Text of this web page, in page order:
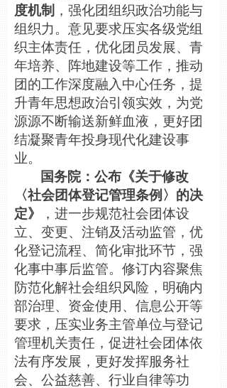
度机制 ，强化团组织政治功能与
组织力。意见要求压实各级党组
织主体责任，优化团员发展、青
年培养、阵地建设等工作，推动
团的工作深度融入中心任务，提
升青年思想政治引领实效，为党
源源不断输送新鲜血液，更好团
结凝聚青年投身现代化建设事
业。
国务院：公布《关于修改
〈社会团体登记管理条例〉的决
定》
，进一步规范社会团体设
立、变更、注销及活动监管，优
化登记流程、简化审批环节，强
化事中事后监管。修订内容聚焦
防范化解社会组织风险，明确内
部治理、资金使用、信息公开等
要求，压实业务主管单位与登记
管理机关责任，促进社会团体依
法有序发展，更好发挥服务社
会、公益慈善、行业自律等功